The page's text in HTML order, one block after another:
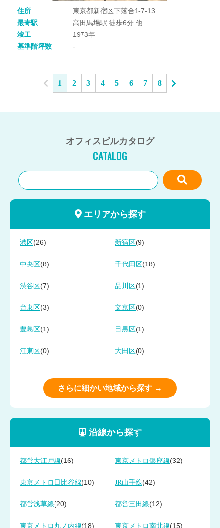
住所
東京都新宿区下落合1-7-13
最寄駅
高田馬場駅 徒歩6分 他
竣工
1973年
基準階坪数
-
1 2 3 4 5 6 7 8
オフィスビルカタログ
CATALOG
エリアから探す
港区 (26) 新宿区 (9)
中央区 (8) 千代田区 (18)
渋谷区 (7) 品川区 (1)
台東区 (3) 文京区 (0)
豊島区 (1) 目黒区 (1)
江東区 (0) 大田区 (0)
さらに細かい地域から探す →
沿線から探す
都営大江戸線(16) 東京メトロ銀座線(32)
東京メトロ日比谷線(10) JR山手線(42)
都営浅草線(20) 都営三田線(12)
東京メトロ丸ノ内線(18) 東京メトロ南北線(15)